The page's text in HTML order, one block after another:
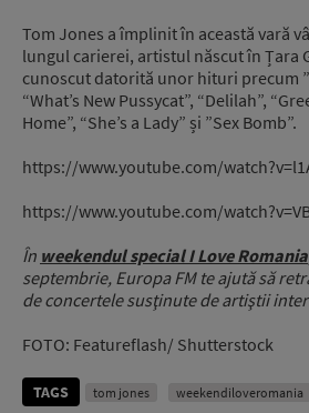
Tom Jones a împlinit în această vară
lungul carierei, artistul născut în Țara
cunoscut datorită unor hituri precum
“What’s New Pussycat”, “Delilah”,
Home”, “She’s a Lady” și ”Sex Bomb”.
https://www.youtube.com/
https://www.youtube.com/
În weekendul special I Love Romania
septembrie, Europa FM te ajută să
de concertele susţinute de artiştii
FOTO: Featureflash/ Shutterstock
TAGS tom jones weekendiloveromania